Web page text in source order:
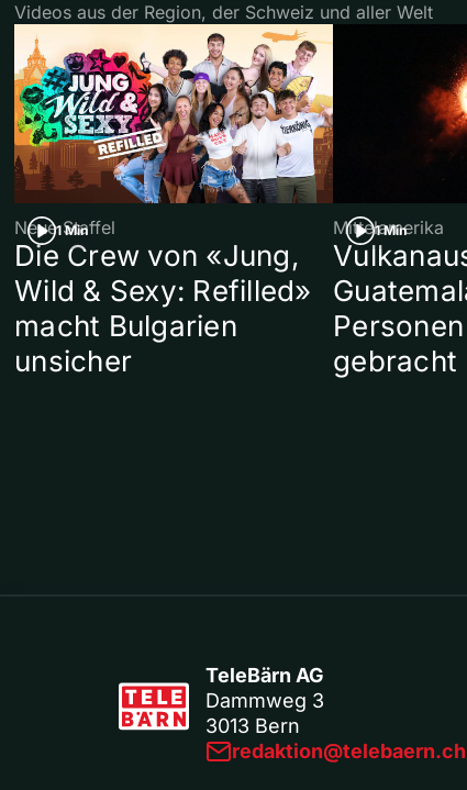
Videos aus der Region, der Schweiz und aller Welt
1 Min
Neue Staffel
Die Crew von «Jung,
Wild & Sexy: Refilled»
macht Bulgarien
unsicher
1 Min
Mittelamerika
gebracht
TeleBärn AG
Dammweg 3
3013 Bern
redaktion@telebaern.ch